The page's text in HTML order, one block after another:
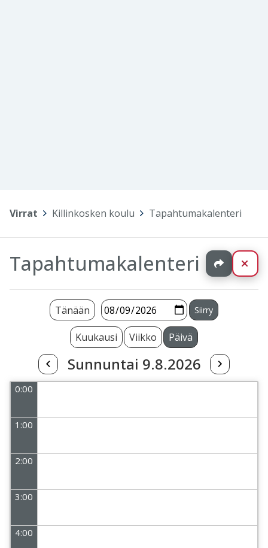
Virrat Killinkosken koulu Tapahtumakalenteri
Tapahtumakalenteri Jaa
Kuukausi Viikko Päivä
Sunnuntai 9.8.2026
Tänään
0:00
1:00
2:00
3:00
4:00